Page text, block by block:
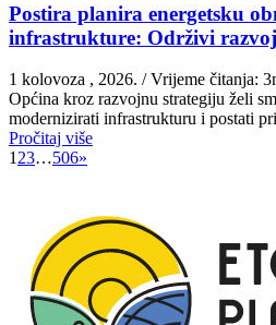
Postira planira energetsku
infrastrukture: Održivi
1 kolovoza , 2026. / Vrijeme čitanja:
Općina kroz razvojnu strategiju želi
modernizirati infrastrukturu i postati
Pročitaj više
123…506»